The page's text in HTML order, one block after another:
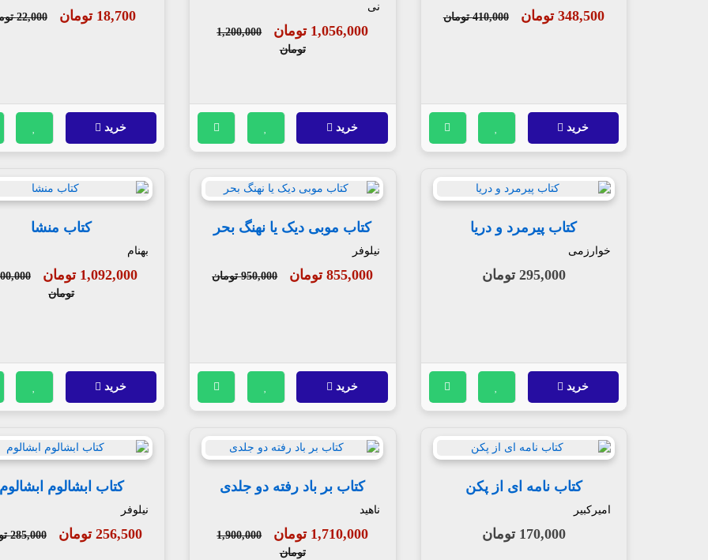
348,500 تومان 410,000 تومان
خرید
نی
1,056,000 تومان
1,200,000
تومان
خرید
18,700 تومان 22,000 تومان
خرید
کتاب پیرمرد و دریا
خوارزمی
295,000 تومان
خرید
کتاب موبی دیک یا نهنگ بحر
نیلوفر
855,000 تومان 950,000 تومان
خرید
کتاب منشا
بهنام
1,092,000 تومان
تومان
خرید
کتاب نامه ای از پکن
امیرکبیر
170,000 تومان
کتاب بر باد رفته دو جلدی
ناهید
1,710,000 تومان
1,900,000
تومان
کتاب ابشالوم
نیلوفر
256,500 تومان 285,000 تومان